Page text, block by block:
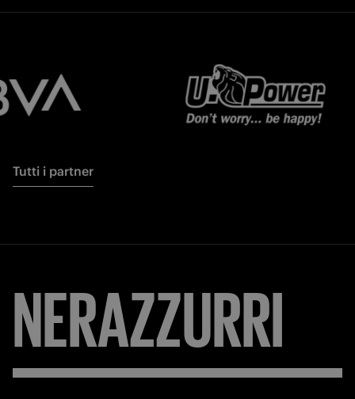
Tutti i partner
NERAZZURRI